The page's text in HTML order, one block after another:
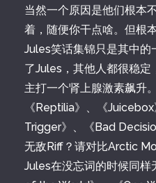
当然一个原因是他们根本
着，随便你干点啥。但根
Jules笑话集锦只是其中的
了Jules，其他人都很稳
主打一个肾上腺激素飙升
《Reptilia》、《
Trigger》、《Bad
无敌Riff？请对比Arctic
Jules在没忘词的时候同